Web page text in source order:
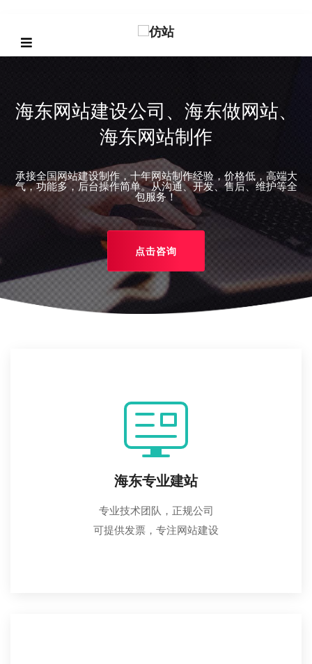
海东网站建设公司、海东做网站、
海东网站制作
承接全国网站建设制作，十年网站制作经验，价格低，高端大
气，功能多，后台操作简单。从沟通、开发、售后、维护等全
包服务！
点击咨询
海东专业建站
专业技术团队，正规公司
可提供发票，专注网站建设